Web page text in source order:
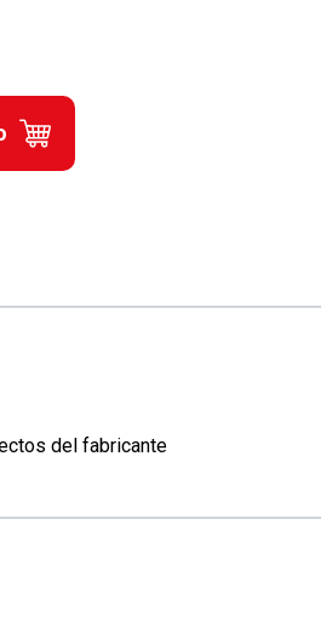
del fabricante